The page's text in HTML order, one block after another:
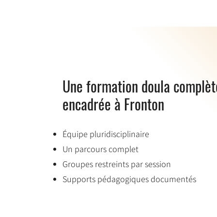
Une formation doula
encadrée à Fronton
Équipe pluridisciplinaire
Un parcours complet
Groupes restreints par session
Supports pédagogiques documentés